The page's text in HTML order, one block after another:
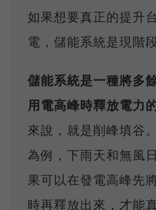
如果想要真正的提升
電，儲能系統是現階
儲能系統是一種將多
用電高峰時釋放電力
來說，就是削峰填谷
為例，下雨天和無風
果可以在發電高峰先
時再釋放出來，才能